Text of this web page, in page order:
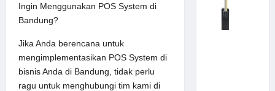
Ingin Menggunakan POS System di
Bandung?
Jika Anda berencana untuk
mengimplementasikan POS System di
bisnis Anda di Bandung, tidak perlu
ragu untuk menghubungi tim kami di